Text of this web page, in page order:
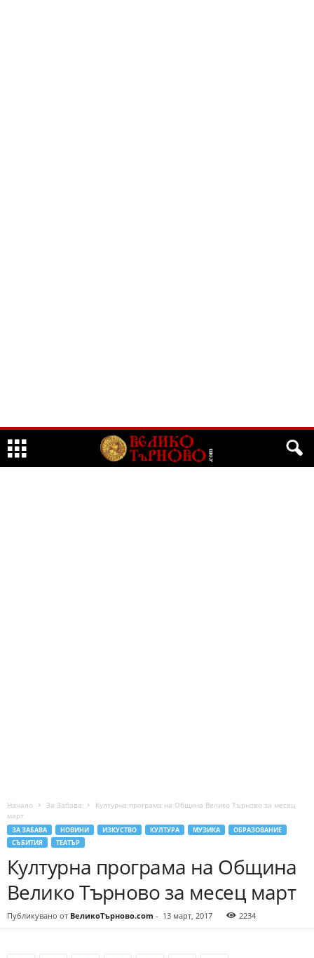
Начало За Забава
Културна програма на Община Велико Търново за месец
март
ЗА ЗАБАВА НОВИНИ ИЗКУСТВО КУЛТУРА МУЗИКА
ОБРАЗОВАНИЕ
СЪБИТИЯ
ТЕАТЪР
Културна програма на Община
Велико Търново за месец март
Публикувано от ВеликоТърново.com - 13 март, 2017 2234